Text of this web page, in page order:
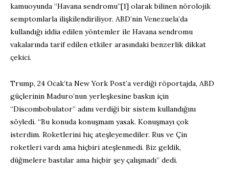
kamuoyunda “Havana sendromu”[1] olarak bilinen nörolojik
semptomlarla ilişkilendiriliyor. ABD’nin Venezuela’da
kullandığı iddia edilen yöntemler ile Havana sendromu
vakalarında tarif edilen etkiler arasındaki benzerlik dikkat
çekici.
Trump, 24 Ocak’ta New York Post’a verdiği röportajda, ABD
güçlerinin Maduro’nun yerleşkesine baskın için
“Discombobulator” adını verdiği bir sistem kullandığını
söyledi. “Bu konuda konuşmam yasak. Konuşmayı çok
isterdim. Roketlerini hiç ateşleyemediler. Rus ve Çin
roketleri vardı ama hiçbiri ateşlenmedi. Biz geldik,
düğmelere bastılar ama hiçbir şey çalışmadı” dedi.